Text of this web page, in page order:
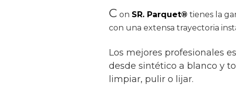
C on SR. Parquet® tienes la
con una extensa trayectoria
Los mejores profesionales
desde sintético a blanco y
limpiar, pulir o lijar.